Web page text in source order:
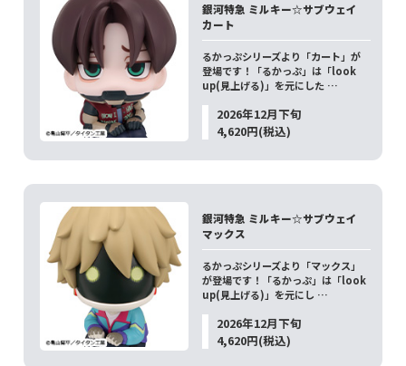
銀河特急 ミルキー☆サブウェイ
カート
るかっぷシリーズより「カート」が
登場です！「るかっぷ」は「look
up(見上げる)」を元にした …
2026年12月下旬
4,620円(税込)
銀河特急 ミルキー☆サブウェイ
マックス
るかっぷシリーズより「マックス」
が登場です！「るかっぷ」は「look
up(見上げる)」を元にし …
2026年12月下旬
4,620円(税込)